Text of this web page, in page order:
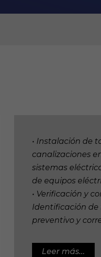
• Instalación de
canalizaciones
sistemas
de equipos
• Verificación y
Identificación de
preventivo y
Leer más...